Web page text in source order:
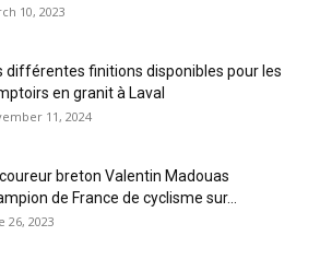
10, 2023
différentes finitions disponibles pour les
en granit à Laval
11, 2024
breton Valentin Madouas
de France de cyclisme sur...
26, 2023